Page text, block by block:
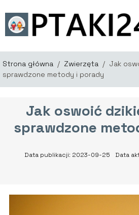
Strona główna / Zwierzęta / Jak
sprawdzone metody i porady
Jak oswoić
sprawdzone
Data publikacji: 2023-09-25 Data